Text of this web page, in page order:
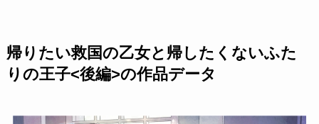
帰りたい救国の乙女と帰したくないふた
りの王子<後編>の作品データ